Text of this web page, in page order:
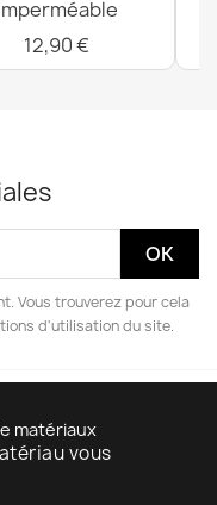
12,90 €
Vous trouverez pour cela
d'utilisation du site.
matériaux
vous